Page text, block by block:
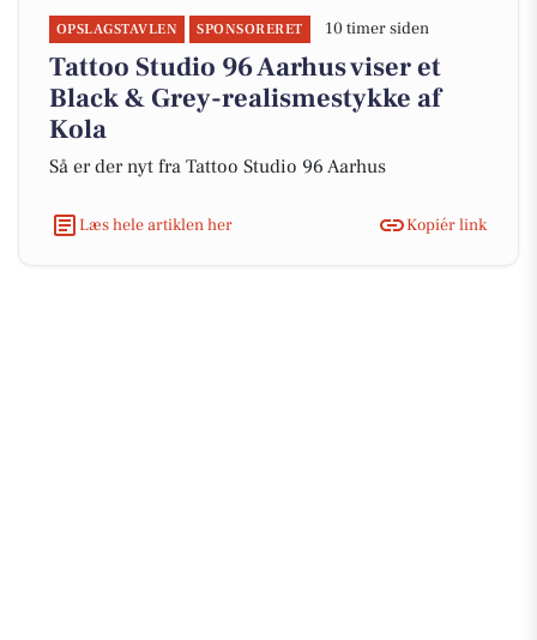
OPSLAGSTAVLEN SPONSORERET 10 timer siden
Tattoo Studio 96 Aarhus viser et
Black & Grey-realismestykke af
Kola
Så er der nyt fra Tattoo Studio 96 Aarhus
Læs hele artiklen her Kopiér link